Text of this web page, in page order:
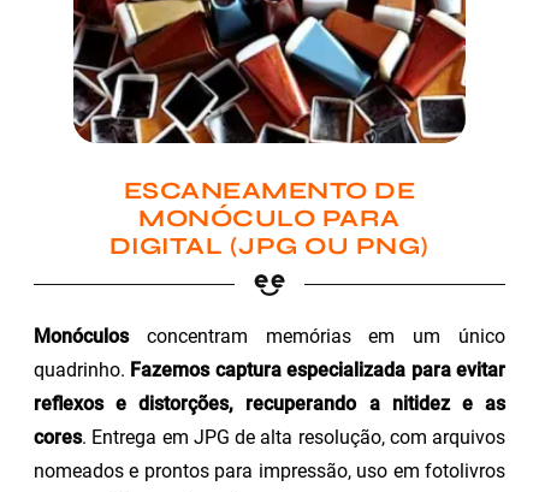
ESCANEAMENTO DE
MONÓCULO PARA
DIGITAL (JPG OU PNG)
Monóculosconcentram memórias em um único
quadrinho. Fazemos captura especializada para evitar
reflexos e distorções, recuperando a nitidez e as
cores. Entrega em JPG de alta resolução, com arquivos
nomeados e prontos para impressão, uso em fotolivros